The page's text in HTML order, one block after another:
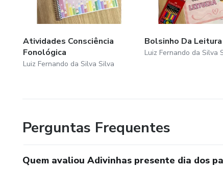
Atividades Consciência
Fonológica
Luiz Fernando da Silva Silva
Bolsinho Da Leitura
Luiz Fernando da Silva
Perguntas Frequentes
Quem avaliou Adivinhas presente dia dos